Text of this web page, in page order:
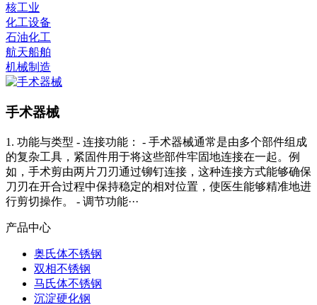
核工业
化工设备
石油化工
航天船舶
机械制造
手术器械
1. 功能与类型 - 连接功能： - 手术器械通常是由多个部件组成
的复杂工具，紧固件用于将这些部件牢固地连接在一起。例
如，手术剪由两片刀刃通过铆钉连接，这种连接方式能够确保
刀刃在开合过程中保持稳定的相对位置，使医生能够精准地进
行剪切操作。 - 调节功能···
产品中心
奥氏体不锈钢
双相不锈钢
马氏体不锈钢
沉淀硬化钢